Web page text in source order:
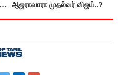
ஆஜராவாரா முதல்வர் விஜய்..?